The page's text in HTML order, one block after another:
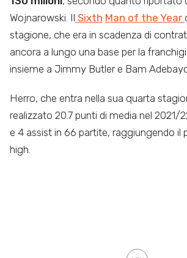
Wojnarowski. Il Sixth Man of the Year
stagione, che era in scadenza di
ancora a lungo una base per la
insieme a Jimmy Butler e Bam
Herro, che entra nella sua quarta
realizzato 20.7 punti di media nel 2021/
e 4 assist in 66 partite, raggiungendo il
high.